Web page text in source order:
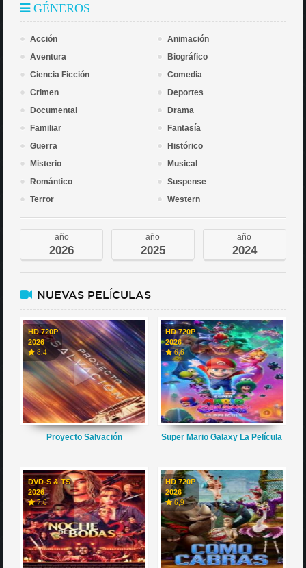
GÉNEROS
Acción
Animación
Aventura
Biográfico
Ciencia Ficción
Comedia
Crimen
Deportes
Documental
Drama
Familiar
Fantasía
Guerra
Histórico
Misterio
Musical
Romántico
Suspense
Terror
Western
año
2026
año
2025
año
2024
NUEVAS PELÍCULAS
HD 720P
2026
8,4
Proyecto Salvación
HD 720P
2026
6,6
Super Mario Galaxy La Película
DVD-S & TS
2026
7,0
HD 720P
2026
6,9